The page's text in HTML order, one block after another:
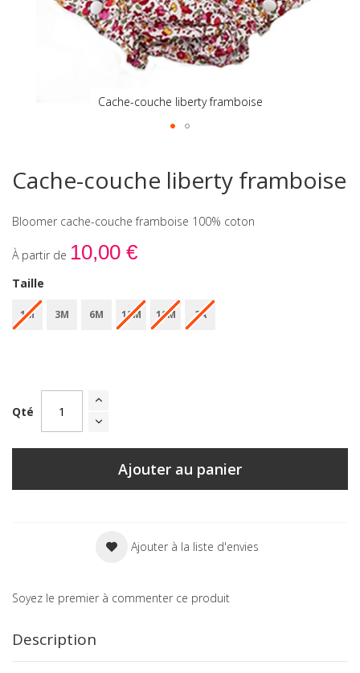
Cache-couche liberty framboise
the
beginning
the
gallery
Cache-couche liberty framboise
Bloomer cache-couche framboise 100% coton
À partir de 10,00 €
Taille
1M 3M 6M 12M 18M 2A
Qté
Ajouter au panier
Ajouter à la liste d'envies
Soyez le premier à commenter ce produit
Description